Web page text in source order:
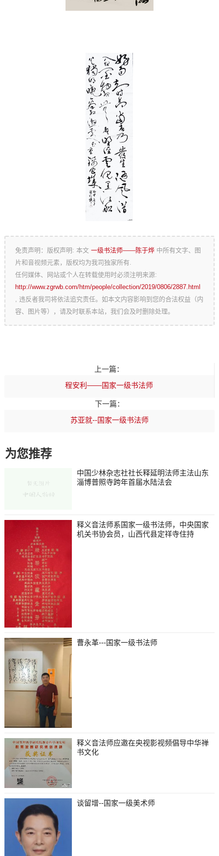
免责声明：版权声明: 本文一级书法师——陈于烨 中所有文字、图
片和音视频元素，版权均为我司独家所有.
任何媒体、网站或个人在转载使用时必须注明来源:
http://www.zgrwb.com/htm/people/collection/2019/0806/2887.html
, 违反者我司将依法追究责任。如本文内容影响到您的合法权益（内
容、图片等），请及时联系本站，我们会及时删除处理。
上一篇：
程安利――国家一级书法师
下一篇：
苏亚就--国家一级书法师
为您推荐
中国少林杂志社社长释延明法师主法山东
淄博普照寺跨年首届水陆法会
释义音法师系国家一级书法师，中央国家
机关书协会员，山西代县定祥寺住持
曹永革---国家一级书法师
释义音法师应邀在央视影视频倡导中华禅
书文化
谈留增--国家一级美术师